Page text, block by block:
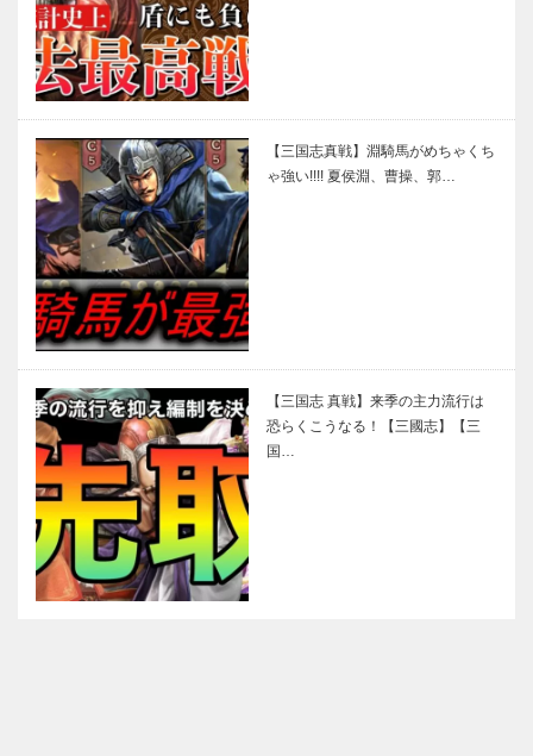
【三国志真戦】淵騎馬がめちゃくち
ゃ強い!!!! 夏侯淵、曹操、郭…
【三国志 真戦】来季の主力流行は
恐らくこうなる！【三國志】【三
国…